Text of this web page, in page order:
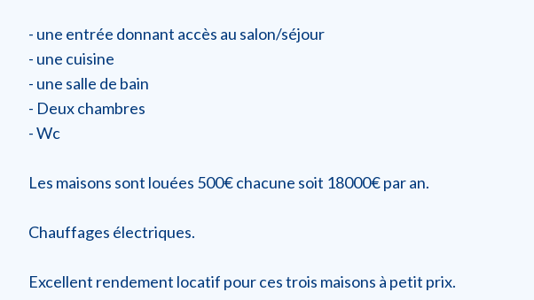
- une entrée donnant accès au salon/séjour
- une cuisine
- une salle de bain
- Deux chambres
- Wc
Les maisons sont louées 500€ chacune soit 18000€ par an.
Chauffages électriques.
Excellent rendement locatif pour ces trois maisons à petit prix.